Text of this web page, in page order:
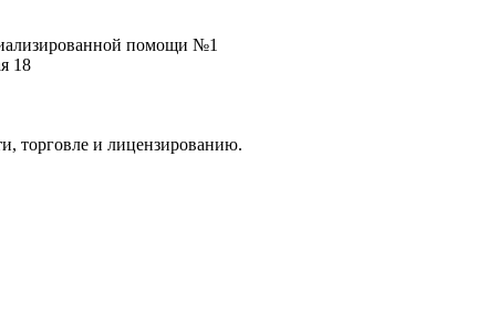
помощи №1
18
торговле и лицензированию.